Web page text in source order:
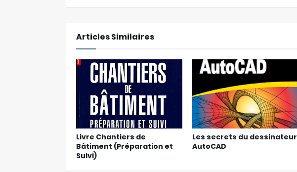
Articles Similaires
Livre Chantiers de
Bâtiment (Préparation et
Suivi)
Les secrets du dessinateur
AutoCAD